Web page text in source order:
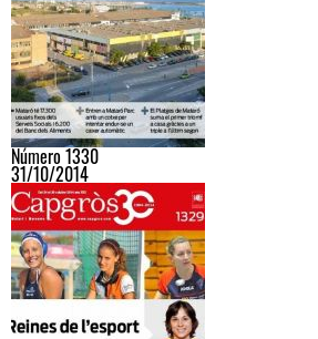
Número 1330
31/10/2014